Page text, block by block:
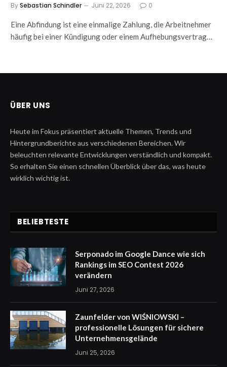
BySebastian Schindler Juni 22, 2026 0
Eine Abfindung ist eine einmalige Zahlung, die Arbeitnehmer
häufig bei einer Kündigung oder einem Aufhebungsvertrag…
ÜBER UNS
Heute im Fokus präsentiert aktuelle Themen, Trends und
Hintergrundberichte aus verschiedenen Bereichen. Wir
beleuchten relevante Entwicklungen verständlich und kompakt.
So erhalten Sie einen schnellen Überblick über das, was heute
wirklich wichtig ist.
BELIEBTESTE
Serponado im Google Dance wie sich
Rankings im SEO Contest 2026
verändern
Juni 27, 2026
Zaunfelder von WIŚNIOWSKI –
professionelle Lösungen für sichere
Unternehmensgelände
Juni 25, 2026